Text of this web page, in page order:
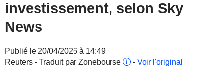
investissement, selon Sky
News
Publié le 20/04/2026 à 14:49
Reuters - Traduit par Zonebourse
- Voir l'original